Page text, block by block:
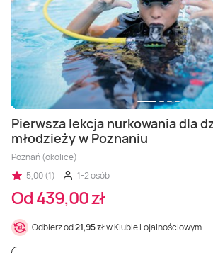
Pierwsza lekcja nurkowania dla
młodzieży w Poznaniu
Poznań (okolice)
5,00 (1)
1-2 osób
Od 439,00 zł
Odbierz od21,95 złw Klubie Lojalnościowym